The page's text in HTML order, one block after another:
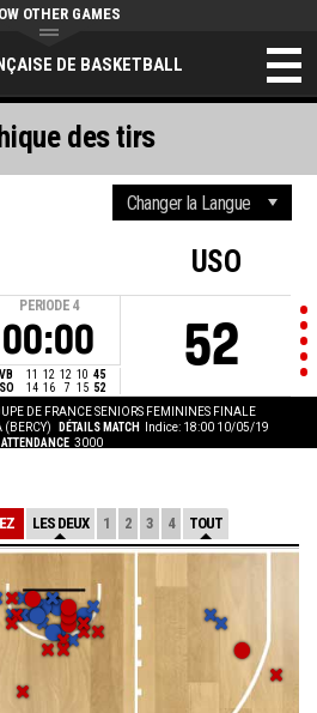
DE BASKETBALL
OTHER GAMES
PERIODE 4
00:00
11 12 12 10 45
14 16 7 15 52
USO
52
DE FRANCE SENIORS FEMININES FINALE
(BERCY) DÉTAILS MATCH
Indice: 18:00 10/05/19
ATTENDANCE 3000
des tirs
LES DEUX 1 2 3 4 TOUT